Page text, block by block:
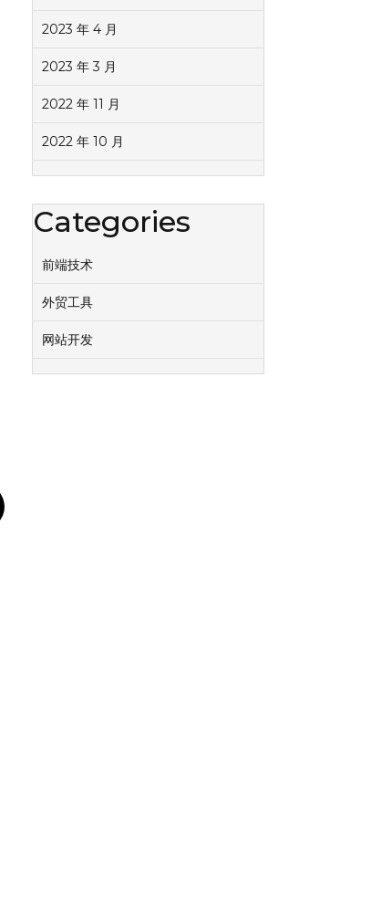
2023 年 4 月
2023 年 3 月
2022 年 11 月
2022 年 10 月
Categories
前端技术
外贸工具
网站开发